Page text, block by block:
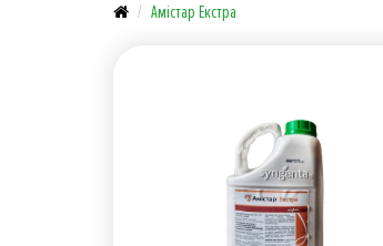
Амістар Екстра